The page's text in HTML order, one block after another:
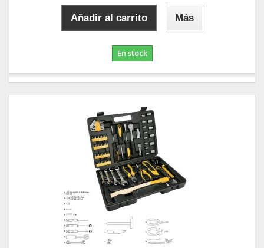
Añadir al carrito Más
En stock